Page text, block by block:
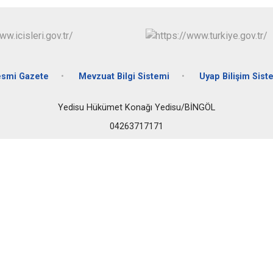
Yedisu
Gazete Mevzuat Bilgi Sistemi Uyap Bilişim
Yedisu Hükümet Konağı Yedisu/BİNGÖL
04263717171